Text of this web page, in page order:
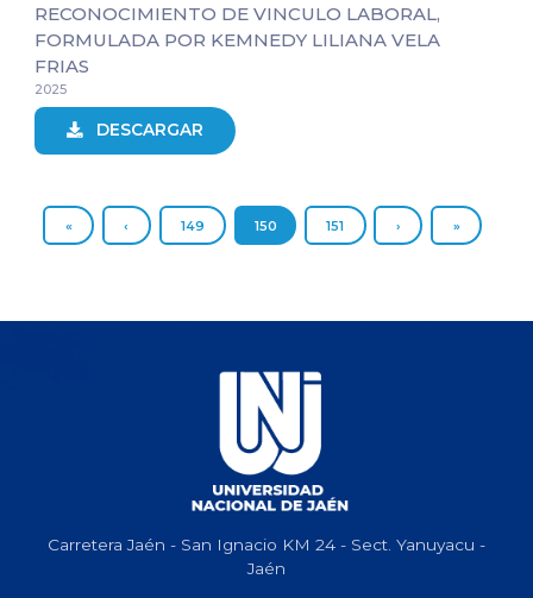
RECONOCIMIENTO DE VINCULO LABORAL,
FORMULADA POR KEMNEDY LILIANA VELA
FRIAS
2025
DESCARGAR
« ‹ 149 150 151 › »
Carretera Jaén - San Ignacio KM 24 - Sect. Yanuyacu -
Jaén